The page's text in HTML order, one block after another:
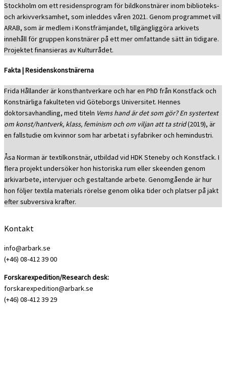
Stockholm om ett residensprogram för bildkonstnärer inom biblioteks-
och arkivverksamhet, som inleddes våren 2021. Genom programmet vill
ARAB, som är medlem i Konstfrämjandet, tillgängliggöra arkivets
innehåll för gruppen konstnärer på ett mer omfattande sätt än tidigare.
Projektet finansieras av Kulturrådet.
Fakta|Residenskonstnärerna
Frida Hållander är konsthantverkare och har en PhD från Konstfack och
Konstnärliga fakulteten vid Göteborgs Universitet. Hennes
doktorsavhandling, med titeln Vems hand är det som gör? En systertext
om konst/hantverk, klass, feminism och om viljan att ta strid(2019), är
en fallstudie om kvinnor som har arbetat i syfabriker och hemindustri.
Åsa Norman är textilkonstnär, utbildad vid HDK Steneby och Konstfack. I
flera projekt undersöker hon historiska rum eller skeenden genom
arkivarbete, intervjuer och gestaltande arbete. Genomgående är hur
hon följer textila materials rörelse genom olika tider och platser på jakt
efter subversiva krafter.
Kontakt
info@arbark.se
(+46) 08-412 39 00
Forskarexpedition/Research desk:
forskarexpedition@arbark.se
(+46) 08-412 39 29